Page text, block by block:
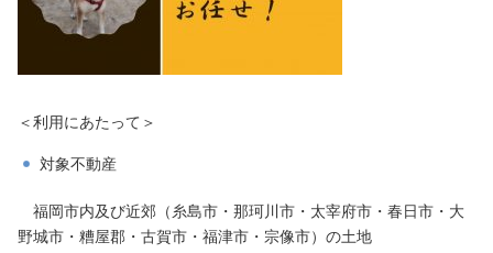
＜利用にあたって＞
対象不動産
​ 福岡市内及び近郊（糸島市・那珂川市・太宰府市・春日市・大
野城市・糟屋郡・古賀市・福津市・宗像市）の土地​